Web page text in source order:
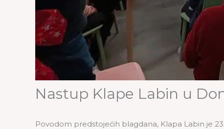
Nastup Klape Labin u
Povodom predstojećih blagdana, Klapa Labin je